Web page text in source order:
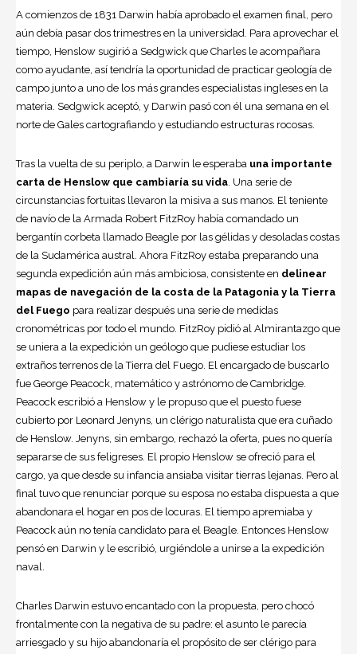
A comienzos de 1831 Darwin había aprobado el examen final, pero
aún debía pasar dos trimestres en la universidad. Para aprovechar el
tiempo, Henslow sugirió a Sedgwick que Charles le acompañara
como ayudante, así tendría la oportunidad de practicar geología de
campo junto a uno de los más grandes especialistas ingleses en la
materia. Sedgwick aceptó, y Darwin pasó con él una semana en el
norte de Gales cartografiando y estudiando estructuras rocosas.
Tras la vuelta de su periplo, a Darwin le esperaba una importante
carta de Henslow que cambiaría su vida. Una serie de
circunstancias fortuitas llevaron la misiva a sus manos. El teniente
de navío de la Armada Robert FitzRoy había comandado un
bergantín corbeta llamado Beagle por las gélidas y desoladas costas
de la Sudamérica austral. Ahora FitzRoy estaba preparando una
segunda expedición aún más ambiciosa, consistente en delinear
mapas de navegación de la costa de la Patagonia y la Tierra
del Fuego para realizar después una serie de medidas
cronométricas por todo el mundo. FitzRoy pidió al Almirantazgo que
se uniera a la expedición un geólogo que pudiese estudiar los
extraños terrenos de la Tierra del Fuego. El encargado de buscarlo
fue George Peacock, matemático y astrónomo de Cambridge.
Peacock escribió a Henslow y le propuso que el puesto fuese
cubierto por Leonard Jenyns, un clérigo naturalista que era cuñado
de Henslow. Jenyns, sin embargo, rechazó la oferta, pues no quería
separarse de sus feligreses. El propio Henslow se ofreció para el
cargo, ya que desde su infancia ansiaba visitar tierras lejanas. Pero al
final tuvo que renunciar porque su esposa no estaba dispuesta a que
abandonara el hogar en pos de locuras. El tiempo apremiaba y
Peacock aún no tenía candidato para el Beagle. Entonces Henslow
pensó en Darwin y le escribió, urgiéndole a unirse a la expedición
naval.
Charles Darwin estuvo encantado con la propuesta, pero chocó
frontalmente con la negativa de su padre: el asunto le parecía
arriesgado y su hijo abandonaría el propósito de ser clérigo para